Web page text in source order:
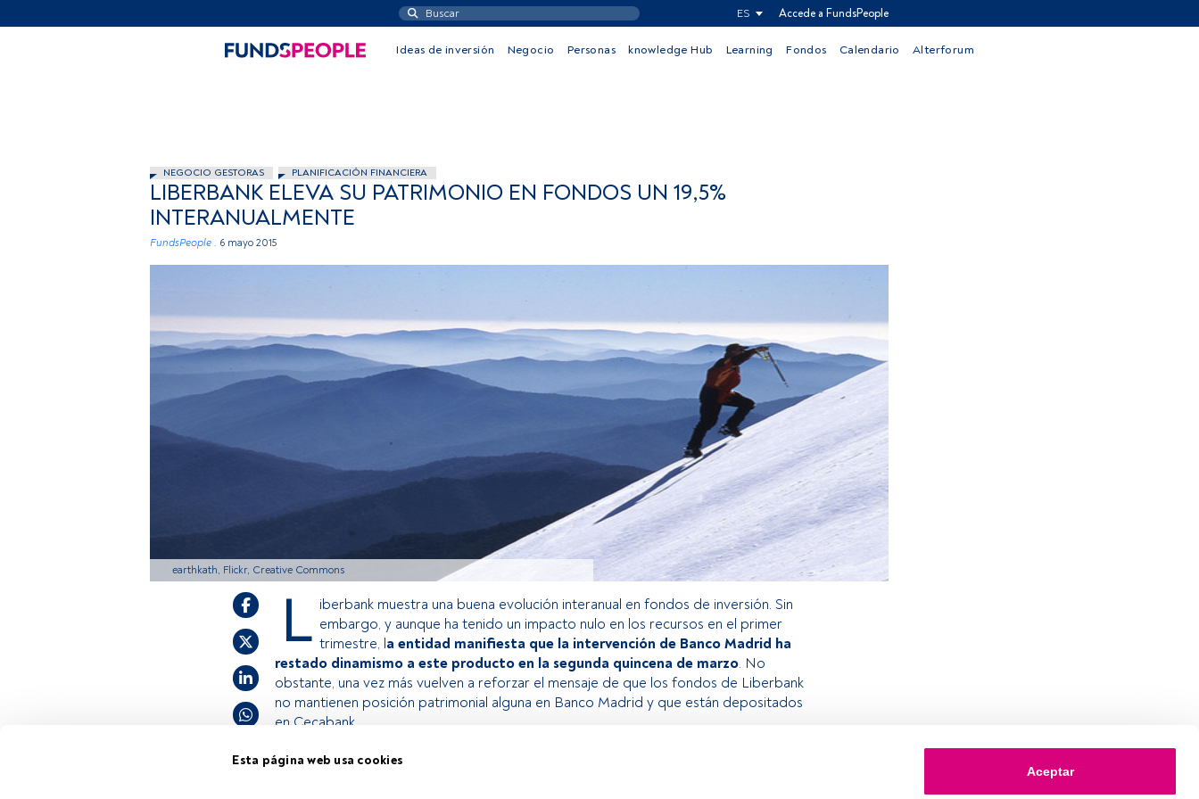
Esta página web usa cookies
Aceptar
ES Accede a FundsPeople
Ideas de inversión Negocio Personas knowledge Hub Learning Fondos Calendario Alterforum
NEGOCIO GESTORAS PLANIFICACIÓN FINANCIERA
LIBERBANK ELEVA SU PATRIMONIO EN FONDOS UN 19,5%
INTERANUALMENTE
FundsPeople . 6 mayo 2015
earthkath, Flickr, Creative Commons
L iberbank muestra una buena evolución interanual en fondos de inversión. Sin
embargo, y aunque ha tenido un impacto nulo en los recursos en el primer
trimestre, la entidad manifiesta que la intervención de Banco Madrid ha
restado dinamismo a este producto en la segunda quincena de marzo. No
obstante, una vez más vuelven a reforzar el mensaje de que los fondos de Liberbank
no mantienen posición patrimonial alguna en Banco Madrid y que están depositados
en Cecabank.